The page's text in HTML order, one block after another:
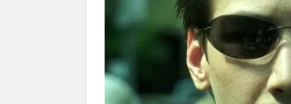
คนวันอังคาร
STOPWATT
Electricians: The Mistake That
Doubles Your Electricity Bill